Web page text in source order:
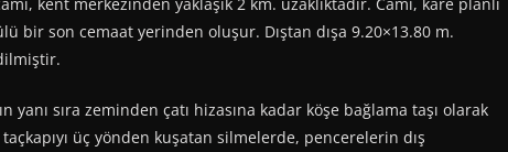
bir son cemaat yerinden oluşur. Dıştan dışa 9.20×13.80 m.
sıra zeminden çatı hizasına kadar köşe bağlama taşı olarak
üç yönden kuşatan silmelerde, pencerelerin dış